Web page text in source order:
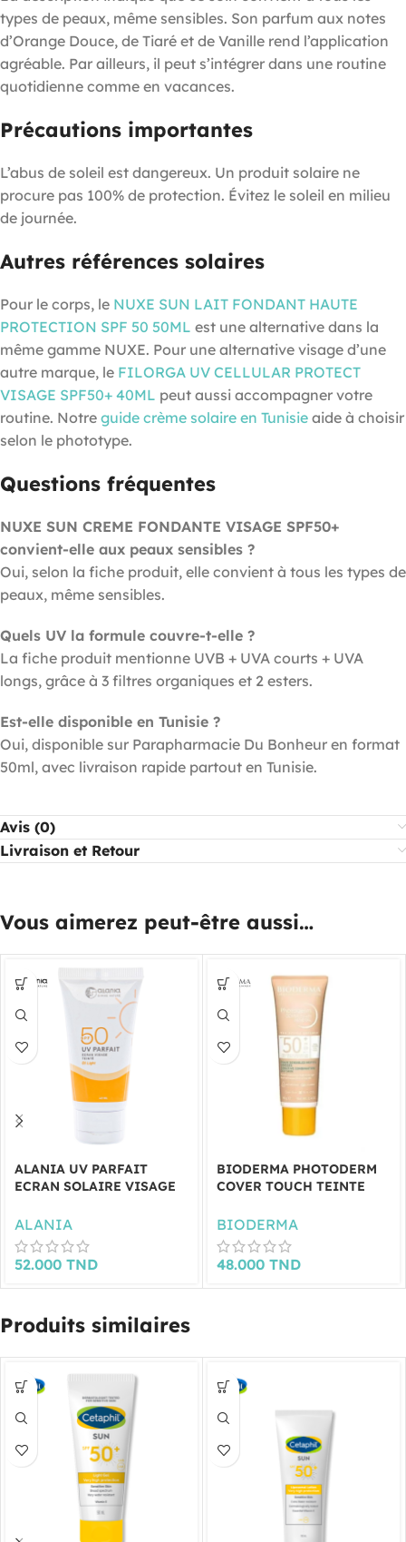
types de peaux, même sensibles. Son parfum aux notes
d’Orange Douce, de Tiaré et de Vanille rend l’application
agréable. Par ailleurs, il peut s’intégrer dans une routine
quotidienne comme en vacances.
Précautions importantes
L’abus de soleil est dangereux. Un produit solaire ne
procure pas 100% de protection. Évitez le soleil en milieu
de journée.
Autres références solaires
Pour le corps, le NUXE SUN LAIT FONDANT HAUTE
PROTECTION SPF 50 50ML est une alternative dans la
même gamme NUXE. Pour une alternative visage d’une
autre marque, le FILORGA UV CELLULAR PROTECT
VISAGE SPF50+ 40ML peut aussi accompagner votre
routine. Notre guide crème solaire en Tunisie aide à choisir
selon le phototype.
Questions fréquentes
NUXE SUN CREME FONDANTE VISAGE SPF50+
convient-elle aux peaux sensibles ?
Oui, selon la fiche produit, elle convient à tous les types de
peaux, même sensibles.
Quels UV la formule couvre-t-elle ?
La fiche produit mentionne UVB + UVA courts + UVA
longs, grâce à 3 filtres organiques et 2 esters.
Est-elle disponible en Tunisie ?
Oui, disponible sur Parapharmacie Du Bonheur en format
50ml, avec livraison rapide partout en Tunisie.
Avis (0)
Livraison et Retour
Vous aimerez peut-être aussi…
ALANIA UV PARFAIT
ECRAN SOLAIRE VISAGE
ALANIA
52.000 TND
BIODERMA PHOTODERM
COVER TOUCH TEINTE
BIODERMA
48.000 TND
Produits similaires